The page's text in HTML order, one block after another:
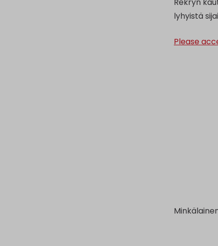
lyhyistä
Please